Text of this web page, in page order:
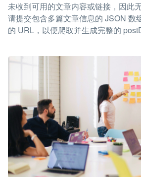
未收到可用的文章内容或链接，因此
请提交包含多篇文章信息的 JSON 数
的 URL，以便爬取并生成完整的